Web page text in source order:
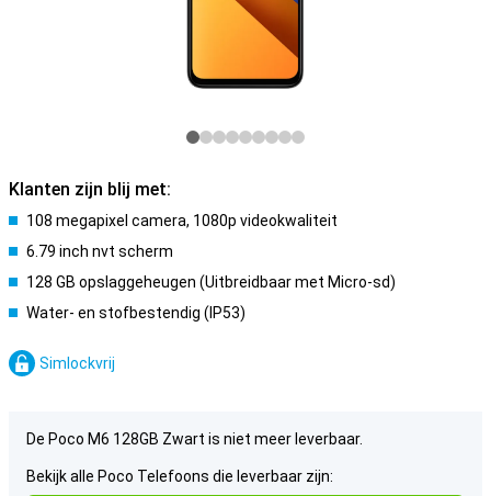
Klanten zijn blij met:
108 megapixel camera, 1080p videokwaliteit
6.79 inch nvt scherm
128 GB opslaggeheugen (Uitbreidbaar met Micro-sd)
Water- en stofbestendig (IP53)
Simlockvrij
De Poco M6 128GB Zwart is niet meer leverbaar.
Bekijk alle Poco Telefoons die leverbaar zijn: